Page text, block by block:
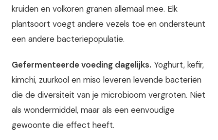
kruiden en volkoren granen allemaal mee. Elk
plantsoort voegt andere vezels toe en ondersteunt
een andere bacteriepopulatie.
Gefermenteerde voeding dagelijks. Yoghurt, kefir,
kimchi, zuurkool en miso leveren levende bacteriën
die de diversiteit van je microbioom vergroten. Niet
als wondermiddel, maar als een eenvoudige
gewoonte die effect heeft.